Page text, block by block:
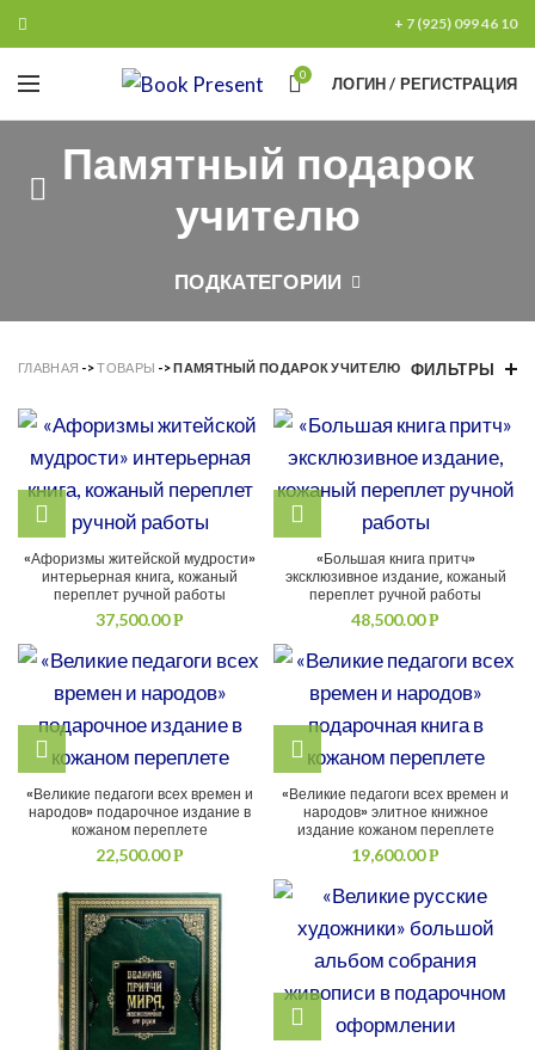
+ 7 (925) 099 46 10
0 ЛОГИН / РЕГИСТРАЦИЯ
Памятный подарок
учителю
ПОДКАТЕГОРИИ
ГЛАВНАЯ ->ТОВАРЫ ->ПАМЯТНЫЙ ПОДАРОК УЧИТЕЛЮ ФИЛЬТРЫ
«Афоризмы житейской мудрости»
интерьерная книга, кожаный
переплет ручной работы
37,500.00Р
«Большая книга притч»
эксклюзивное издание, кожаный
переплет ручной работы
48,500.00Р
«Великие педагоги всех времен и
народов» подарочное издание в
кожаном переплете
22,500.00Р
«Великие педагоги всех времен и
народов» элитное книжное
издание кожаном переплете
19,600.00Р